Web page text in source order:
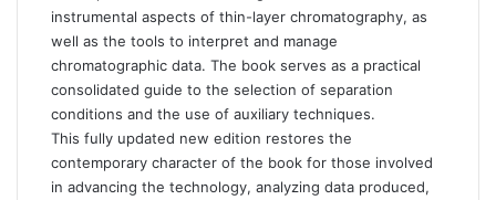
instrumental aspects of thin-layer chromatography, as
well as the tools to interpret and manage
chromatographic data. The book serves as a practical
consolidated guide to the selection of separation
conditions and the use of auxiliary techniques.
This fully updated new edition restores the
contemporary character of the book for those involved
in advancing the technology, analyzing data produced,